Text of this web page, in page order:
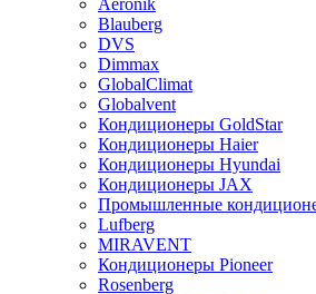
Aeronik
Blauberg
DVS
Dimmax
GlobalClimat
Globalvent
Кондиционеры GoldStar
Кондиционеры Haier
Кондиционеры Hyundai
Кондиционеры JAX
Промышленные
Lufberg
MIRAVENT
Кондиционеры Pioneer
Rosenberg